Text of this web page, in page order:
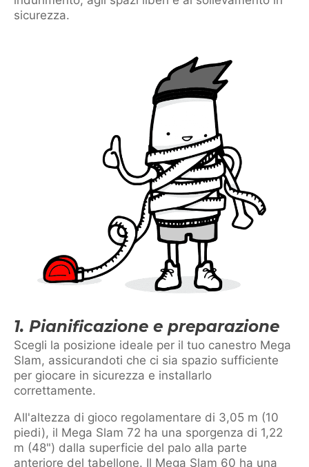
sicurezza.
1. Pianificazione e preparazione
Scegli la posizione ideale per il tuo canestro Mega
Slam, assicurandoti che ci sia spazio sufficiente
per giocare in sicurezza e installarlo
correttamente.
All'altezza di gioco regolamentare di 3,05 m (10
piedi), il Mega Slam 72 ha una sporgenza di 1,22
m (48") dalla superficie del palo alla parte
anteriore del tabellone. Il Mega Slam 60 ha una